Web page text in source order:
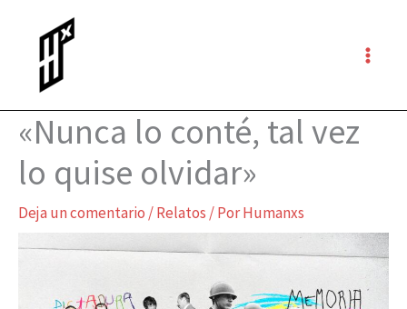
contenido
«Nunca lo conté, tal vez
lo quise olvidar»
Deja un comentario /Relatos / PorHumanxs